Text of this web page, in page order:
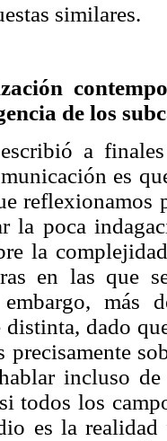
similares.
de los
a
es
reflexionamos
la poca
la
en las que
más
distinta, dado
precisamente
incluso
todos los
es la